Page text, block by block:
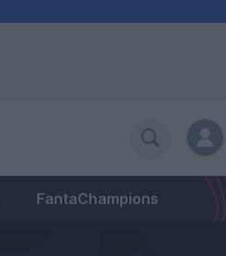
FantaChampions